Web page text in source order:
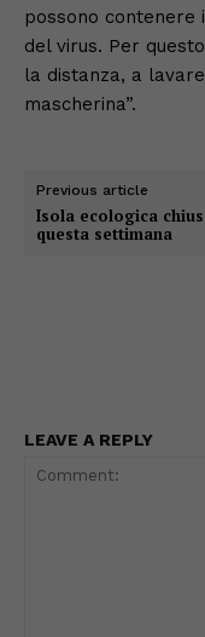
possono
del virus. Per
la distanza, a
mascherina”.
Previous article
Isola ecologica
questa settimana
LEAVE A REPLY